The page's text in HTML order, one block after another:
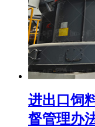
进出口饲
督管理办